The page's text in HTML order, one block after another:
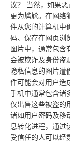
议？ 当然，如果
更为尴尬。在网络
件从您的计算机中
码、保存在网页浏
图片中，通常包含
会被欺诈及身份盗
隐私信息的图片遭
件可能会对用户造
手机中通常包含诸
仅出售这些被盗的
诸如用户密码及移
息转化进程，通过
受信任的人可以经